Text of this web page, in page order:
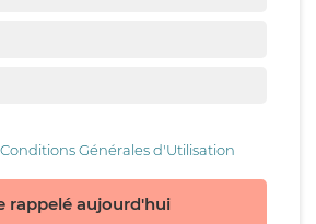
Conditions Générales d'Utilisation
rappelé aujourd'hui